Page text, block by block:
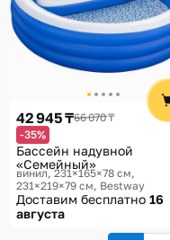
42 945 ₸66 070 ₸
-35%
Бассейн надувной
«Семейный»
винил, 231×165×78 см,
231×219×79 см Bestway
Доставим бесплатно 16
августа